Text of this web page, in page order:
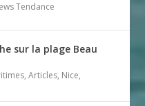
Tendance
sur la plage Beau
,Articles, Nice,